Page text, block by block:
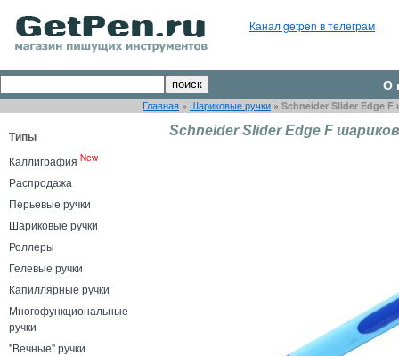
Канал getpen в телеграм
О
Главная » Шариковые ручки » Schneider Slider Edge F
Типы
Каллиграфия New
Распродажа
Перьевые ручки
Шариковые ручки
Роллеры
Гелевые ручки
Капиллярные ручки
Многофункциональные
ручки
"Вечные" ручки
Schneider Slider Edge F